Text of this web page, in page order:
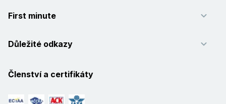
First minute
Důležité odkazy
Členství a certifikáty